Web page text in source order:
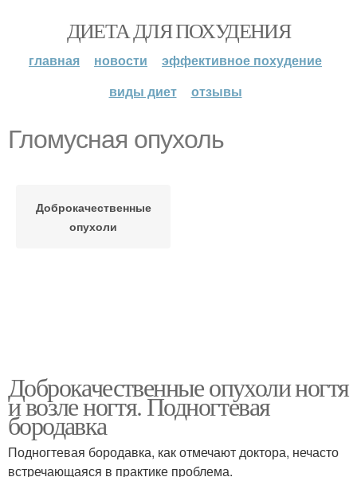
ДИЕТА ДЛЯ ПОХУДЕНИЯ
главная новости
эффективное похудение
виды диет
отзывы
Гломусная опухоль
Доброкачественные
опухоли
Доброкачественные опухоли ногтя
и возле ногтя. Подногтевая
бородавка
Подногтевая бородавка, как отмечают доктора, нечасто
встречающаяся в практике проблема.